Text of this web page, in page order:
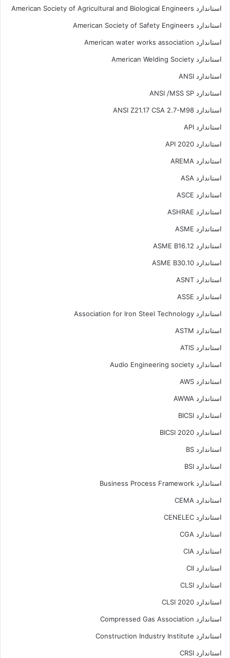
استاندارد American Society of Agricultural and Biological Engineers
استاندارد American Society of Safety Engineers
استاندارد American water works association
استاندارد American Welding Society
استاندارد ANSI
استاندارد ANSI /MSS SP
استاندارد ANSI Z21.17 CSA 2.7-M98
استاندارد API
استاندارد API 2020
استاندارد AREMA
استاندارد ASA
استاندارد ASCE
استاندارد ASHRAE
استاندارد ASME
استاندارد ASME B16.12
استاندارد ASME B30.10
استاندارد ASNT
استاندارد ASSE
استاندارد Association for Iron Steel Technology
استاندارد ASTM
استاندارد ATIS
استاندارد Audio Engineering society
استاندارد AWS
استاندارد AWWA
استاندارد BICSI
استاندارد BICSI 2020
استاندارد BS
استاندارد BSI
استاندارد Business Process Framework
استاندارد CEMA
استاندارد CENELEC
استاندارد CGA
استاندارد CIA
استاندارد CII
استاندارد CLSI
استاندارد CLSI 2020
استاندارد Compressed Gas Association
استاندارد Construction Industry Institute
استاندارد CRSI